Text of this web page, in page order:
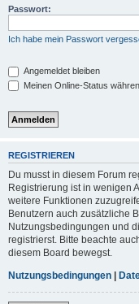
Passwort:
Ich habe mein Passwort
Angemeldet bleiben
Meinen Online-Status
REGISTRIEREN
Du musst in diesem Forum
Registrierung ist in wenigen
weitere Funktionen
Benutzern auch zusätzliche
Nutzungsbedingungen und
registrierst. Bitte beachte
diesem Board bewegst.
Nutzungsbedingungen |